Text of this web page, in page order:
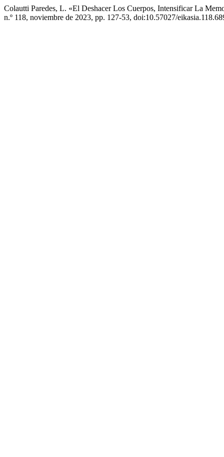
Colautti Paredes, L. «El Deshacer Los Cuerpos, Intensificar La
n.º 118, noviembre de 2023, pp. 127-53, doi:10.57027/